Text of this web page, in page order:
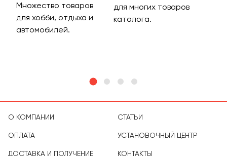
Множество товаров
для хобби, отдыха и
автомобилей.
для многих товаров
каталога.
О КОМПАНИИ
ОПЛАТА
ДОСТАВКА И ПОЛУЧЕНИЕ
СТАТЬИ
УСТАНОВОЧНЫЙ ЦЕНТР
КОНТАКТЫ